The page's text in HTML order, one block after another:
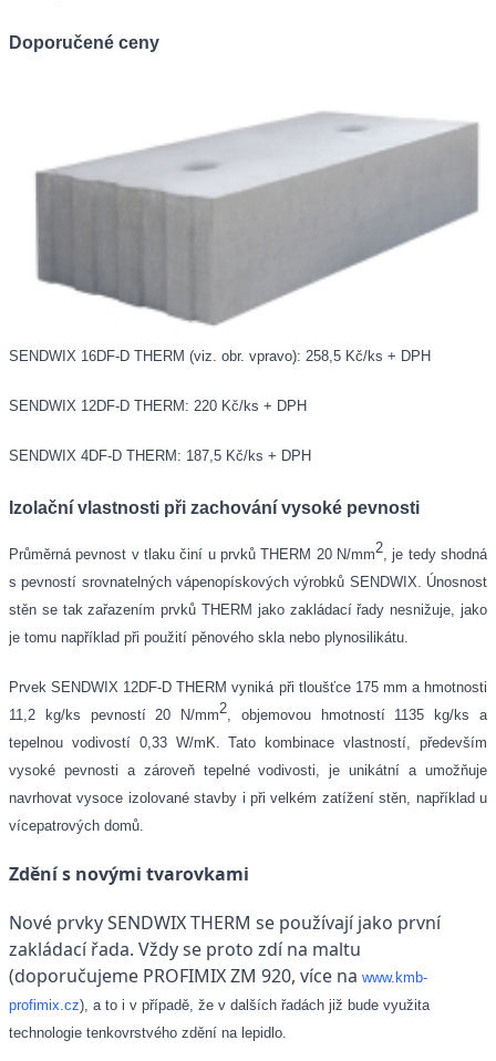
Doporučené ceny
SENDWIX 16DF-D THERM (viz. obr. vpravo): 258,5 Kč/ks + DPH
SENDWIX 12DF-D THERM: 220 Kč/ks + DPH
SENDWIX 4DF-D THERM: 187,5 Kč/ks + DPH
Izolační vlastnosti při zachování vysoké pevnosti
Průměrná pevnost v tlaku činí u prvků THERM 20 N/mm2, je tedy shodná
s pevností srovnatelných vápenopískových výrobků SENDWIX. Únosnost
stěn se tak zařazením prvků THERM jako zakládací řady nesnižuje, jako
je tomu například při použití pěnového skla nebo plynosilikátu.
PrvekSENDWIX 12DF-D THERM vyniká při tloušťce 175 mm a hmotnosti
11,2 kg/ks pevností20 N/mm2, objemovou hmotností 1135 kg/ks a
tepelnou vodivostí 0,33 W/mK. Tato kombinace vlastností, především
vysoké pevnosti a zároveň tepelné vodivosti, je unikátní a umožňuje
navrhovat vysoce izolované stavby i při velkém zatížení stěn, například u
vícepatrových domů.
Zdění s novými tvarovkami
Nové prvky SENDWIX THERM se používají jako první
zakládací řada. Vždy se proto zdí na maltu
(doporučujeme PROFIMIX ZM 920, více na www.kmb-
profimix.cz), a to i v případě, že v dalších řadách již bude využita
technologie tenkovrstvého zdění na lepidlo.